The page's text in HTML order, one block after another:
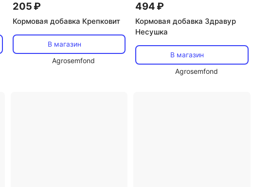
205 ₽
Кормовая добавка Крепковит
В магазин
Agrosemfond
494 ₽
Кормовая добавка Здравур
Несушка
В магазин
Agrosemfond